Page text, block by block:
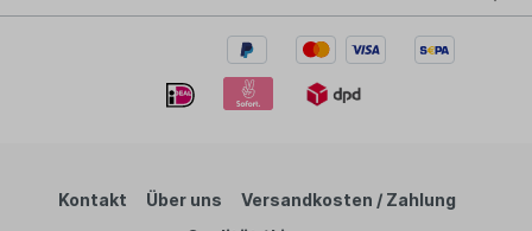
Kontakt Über uns
Versandkosten / Zahlung